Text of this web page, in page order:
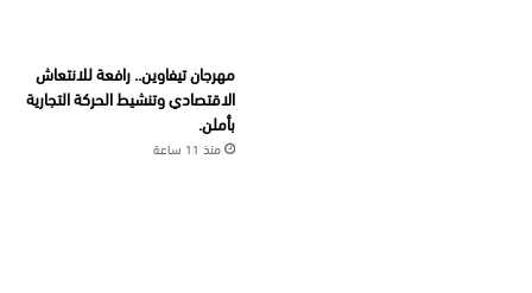
مهرجان تيفاوين.. رافعة للانتعاش
الاقتصادي وتنشيط الحركة التجارية
بأملن.
منذ 11 ساعة